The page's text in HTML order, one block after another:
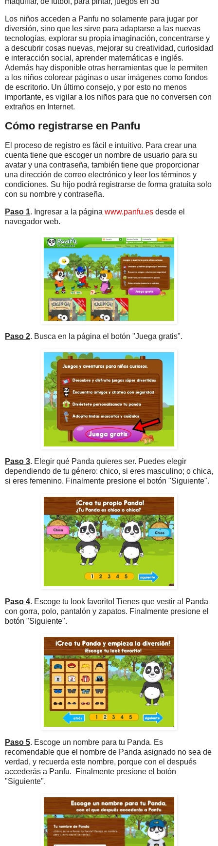
Los niños acceden a Panfu no solamente para jugar por
diversión, sino que les sirve para adaptarse a las nuevas
tecnologías, explorar su propia imaginación, concentrarse y
a descubrir cosas nuevas, mejorar su creatividad, curiosidad
e interacción social, aprender matemáticas e inglés.
Además hay disponible otras herramientas que le permiten
a los niños colorear páginas o usar imágenes como fondos
de escritorio. Un último consejo, y por esto no menos
importante, es vigilar a los niños para que no conversen con
extraños en Internet.
Cómo registrarse en Panfu
El proceso de registro es fácil e intuitivo. Para crear una
cuenta tiene que escoger un nombre de usuario para su
avatar y una contraseña, también tiene que proporcionar
una dirección de correo electrónico y leer los términos y
condiciones. Su hijo podrá registrarse de forma gratuita solo
con su nombre y contraseña.
Paso 1. Ingresar a la página www.panfu.es desde el
navegador web.
Paso 2. Busca en la página el botón "Juega gratis".
Paso 3. Elegir qué Panda quieres ser. Puedes elegir
dependiendo de tu género: chico, si eres masculino; o chica,
si eres femenino. Finalmente presione el botón "Siguiente".
Paso 4. Escoge tu look favorito! Tienes que vestir al Panda
con gorra, polo, pantalón y zapatos. Finalmente presione el
botón "Siguiente".
Paso 5. Escoge un nombre para tu Panda. Es
recomendable que el nombre de Panda asignado no sea de
verdad, y recuerda este nombre, porque con el después
accederás a Panfu. Finalmente presione el botón
"Siguiente".